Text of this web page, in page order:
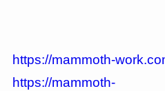
https://mammoth-
https://mammoth-